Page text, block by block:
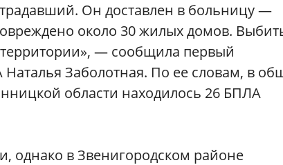
Он доставлен в больницу —
около 30 жилых домов.
— сообщила первый
Заболотная. По ее словам, в
области находилось 26 БПЛА
однако в Звенигородском районе